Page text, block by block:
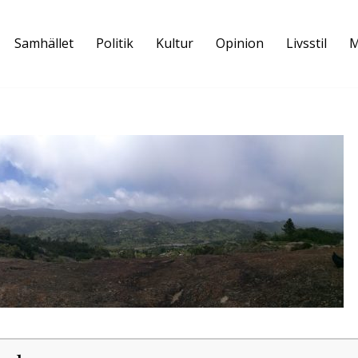
Samhället Politik Kultur Opinion Livsstil